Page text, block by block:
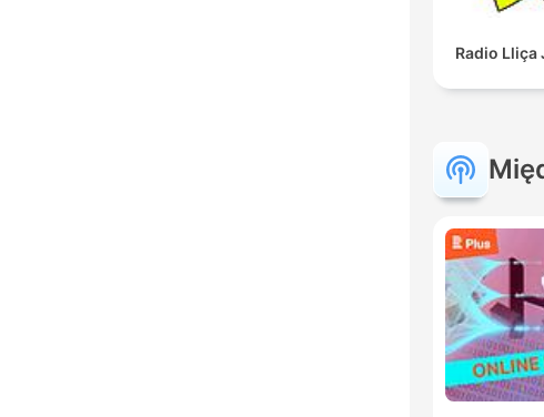
Radio